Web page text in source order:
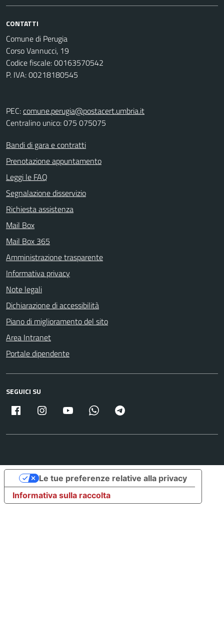
CONTATTI
Comune di Perugia
Corso Vannucci, 19
Codice fiscale: 00163570542
P. IVA: 00218180545
PEC:comune.perugia@postacert.umbria.it
Centralino unico: 075 075075
Bandi di gara e contratti
Prenotazione appuntamento
Leggi le FAQ
Segnalazione disservizio
Richiesta assistenza
Mail Box
Mail Box 365
Amministrazione trasparente
Informativa privacy
Note legali
Dichiarazione di accessibilità
Piano di miglioramento del sito
Area Intranet
Portale dipendente
SEGUICI SU
Facebook Instagram Youtube Whatsapp
Informativa sulla raccolta
Le tue preferenze relative alla privacy